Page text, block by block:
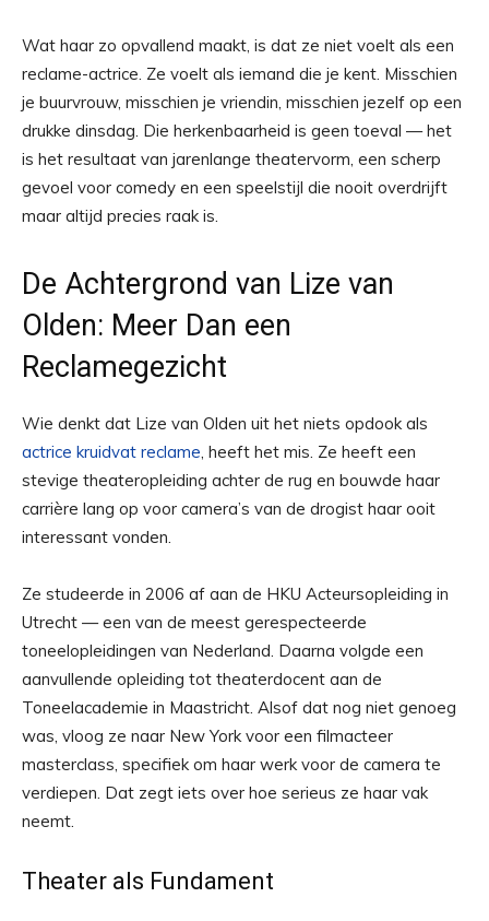
Wat haar zo opvallend maakt, is dat ze niet voelt als een
reclame-actrice. Ze voelt als iemand die je kent. Misschien
je buurvrouw, misschien je vriendin, misschien jezelf op een
drukke dinsdag. Die herkenbaarheid is geen toeval — het
is het resultaat van jarenlange theatervorm, een scherp
gevoel voor comedy en een speelstijl die nooit overdrijft
maar altijd precies raak is.
De Achtergrond van Lize van
Olden: Meer Dan een
Reclamegezicht
Wie denkt dat Lize van Olden uit het niets opdook als
actrice kruidvat reclame, heeft het mis. Ze heeft een
stevige theateropleiding achter de rug en bouwde haar
carrière lang op voor camera’s van de drogist haar ooit
interessant vonden.
Ze studeerde in 2006 af aan de HKU Acteursopleiding in
Utrecht — een van de meest gerespecteerde
toneelopleidingen van Nederland. Daarna volgde een
aanvullende opleiding tot theaterdocent aan de
Toneelacademie in Maastricht. Alsof dat nog niet genoeg
was, vloog ze naar New York voor een filmacteer
masterclass, specifiek om haar werk voor de camera te
verdiepen. Dat zegt iets over hoe serieus ze haar vak
neemt.
Theater als Fundament